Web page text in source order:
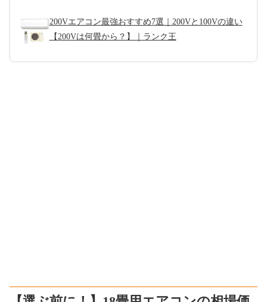
200Vエアコン最強おすすめ7選｜200Vと100Vの違い
【200Vは何畳から？】｜ランク王